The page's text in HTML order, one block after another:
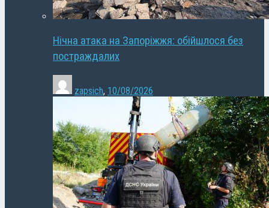
Нічна атака на Запоріжжя: обійшлося без
постраждалих
zapsich, 10/08/2026